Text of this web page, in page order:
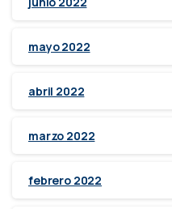
mayo 2022
abril 2022
marzo 2022
febrero 2022